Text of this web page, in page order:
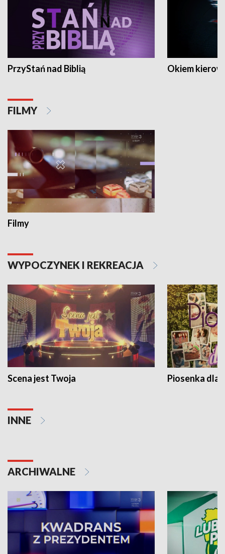
PrzyStań nad Biblią Okiem
FILMY
Filmy
WYPOCZYNEK I REKREACJA
Scena jest Twoja Piosenka dla
INNE
ARCHIWALNE